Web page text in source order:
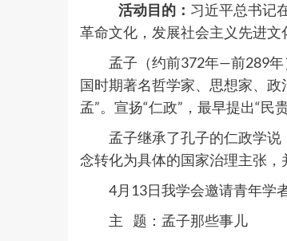
活动目的： 习近平总书记
革命文化，发展社会主义先进文
孟子（约前372年—前289
国时期著名哲学家、思想家、
孟”。宣扬“仁政”，最早提出“民
孟子继承了孔子的仁政学
念转化为具体的国家治理主张，
4月13日我学会邀请青年学
主 题：孟子那些事儿